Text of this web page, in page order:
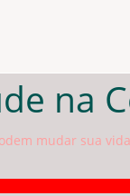
na
mudar sua